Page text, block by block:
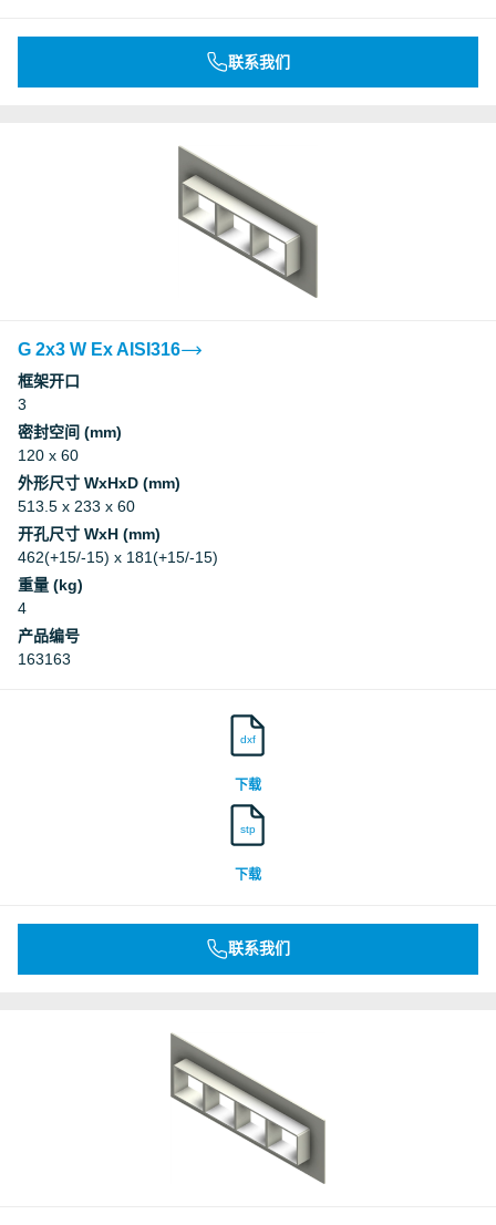
联系我们
G 2x3 W Ex AISI316
框架开口
3
密封空间 (mm)
120 x 60
外形尺寸 WxHxD (mm)
513.5 x 233 x 60
开孔尺寸 WxH (mm)
462(+15/-15) x 181(+15/-15)
重量 (kg)
4
产品编号
163163
dxf
下载
stp
下载
联系我们